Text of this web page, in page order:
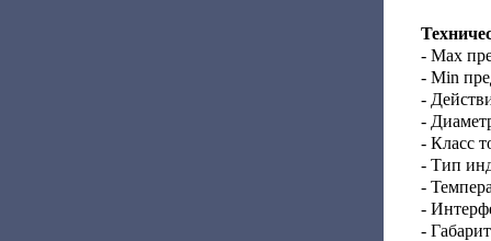
- Max
- Min
-
-
- Класс
- Тип
-
-
-